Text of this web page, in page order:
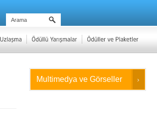
Multimedya ve Görseller